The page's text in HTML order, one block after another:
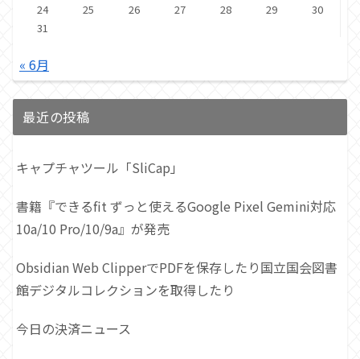
24
25 26 27 28 29
30
31
« 6月
最近の投稿
キャプチャツール「SliCap」
書籍『できるfit ずっと使えるGoogle Pixel Gemini対応
10a/10 Pro/10/9a』が発売
Obsidian Web ClipperでPDFを保存したり国立国会図書
館デジタルコレクションを取得したり
今日の決済ニュース